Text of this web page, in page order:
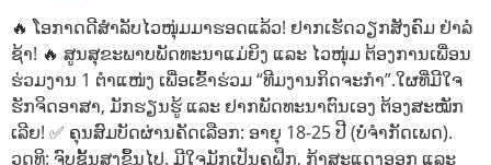
🔥 ໂອກາດດີສຳລັບໄວໜຸ່ມມາຮອດແລ້ວ! ຢາກເຮັດວຽກສັງຄົມ ຢ່າລໍ
ຊ້າ! 🔥 ສູນສຸຂະພາບພັດທະນາແມ່ຍິງ ແລະ ໄວໜຸ່ມ ຕ້ອງການເພື່ອນ
ຮ່ວມງານ 1 ຕຳແໜ່ງ ເພື່ອເຂົ້າຮ່ວມ “ທີມງານກິດຈະກຳ”.ໃຜທີ່ມີໃຈ
ຮັກຈິດອາສາ, ມັກຮຽນຮູ້ ແລະ ຢາກພັດທະນາຕົນເອງ ຕ້ອງສະໝັກ
ເລີຍ! ✅ ຄຸນສົມບັດຜ່ານຄັດເລືອກ: ອາຍຸ 18-25 ປີ (ບໍ່ຈຳກັດເພດ).
ວຸດທິ: ຈົບຊັ້ນສູງຂຶ້ນໄປ. ມີໃຈມັກເປັນຄູຝຶກ, ກ້າສະແດງອອກ ແລະ